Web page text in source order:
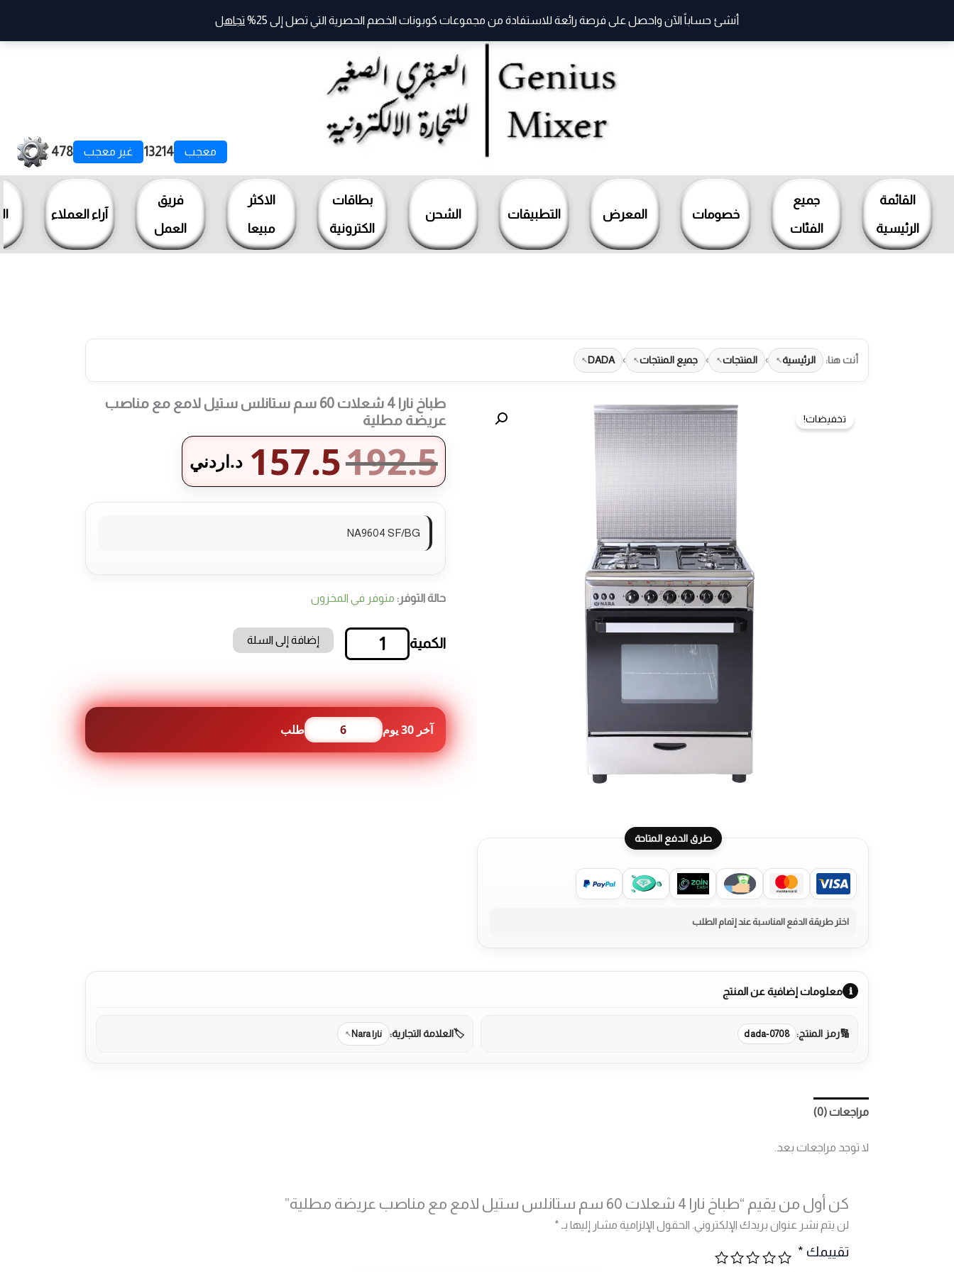
معجب 13214 غير معجب 478
القائمة
الرئيسية
جميع
الفئات
خصومات المعرض التطبيقات الشحن
بطاقات
الكترونية
الاكثر
مبيعا
فريق
العمل
آراء العملاء
أنشئ حساباً الآن واحصل على فرصة رائعة للاستفادة من مجموعات كوبونات الخصم الحصرية التي تصل إلى 25% تجاهل
أنت هنا: الرئيسية › المنتجات › جميع المنتجات ›
DADA
تخفيضات!
طرق الدفع المتاحة
طباخ نارا 4 شعلات 60 سم ستانلس ستيل لامع مع مناصب
عريضة مطلية
192.5
157.5 د.اردني
NA9604 SF/BG
حالة التوفر: متوفر في المخزون
كمية
شعلات
60
سم
ستانلس
ستيل
إضافة إلى السلة
آخر 30 يوم 6 طلب
معلومات إضافية عن المنتج
رمز المنتج: dada-0708 العلامة التجارية: نارا Nara
مراجعات (0)
لا توجد مراجعات بعد.
كن أول من يقيم “طباخ نارا 4 شعلات 60 سم ستانلس ستيل لامع مع مناصب عريضة مطلية”
لن يتم نشر عنوان بريدك الإلكتروني. الحقول الإلزامية مشار إليها بـ *
تقييمك *